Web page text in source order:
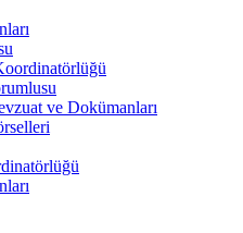
ve Dokümanları